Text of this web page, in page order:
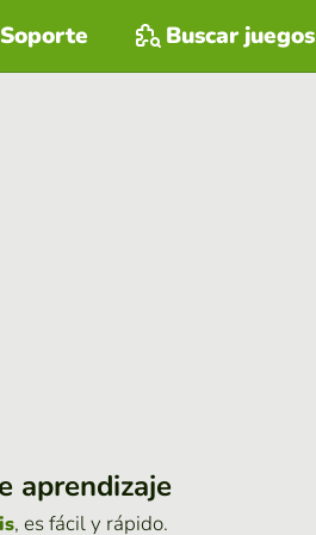
Soporte Buscar juegos
aprendizaje
, es fácil y rápido.